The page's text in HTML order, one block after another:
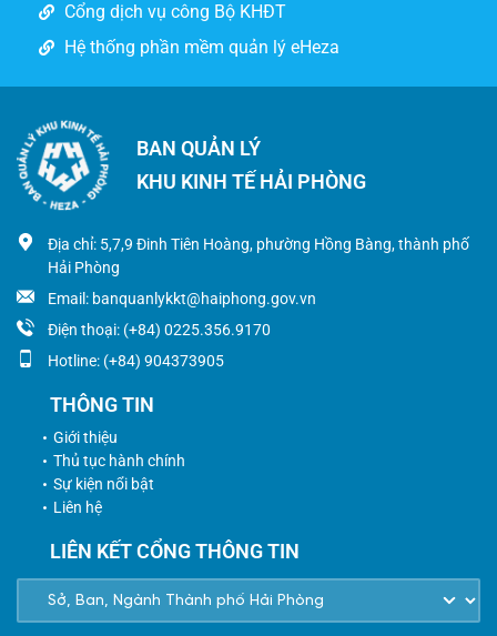
Cổng dịch vụ công Bộ KHĐT
Hệ thống phần mềm quản lý eHeza
BAN QUẢN LÝ
KHU KINH TẾ HẢI PHÒNG
Địa chỉ: 5,7,9 Đinh Tiên Hoàng, phường Hồng Bàng, thành phố
Hải Phòng
Email: banquanlykkt@haiphong.gov.vn
Điện thoại: (+84) 0225.356.9170
Hotline: (+84) 904373905
THÔNG TIN
Giới thiệu
Thủ tục hành chính
Sự kiện nổi bật
Liên hệ
LIÊN KẾT CỔNG THÔNG TIN